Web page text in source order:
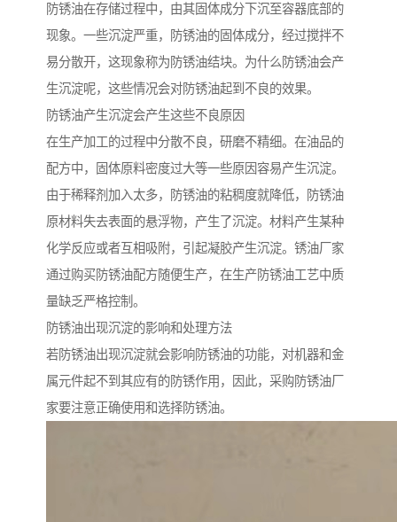
防锈油在存储过程中，由其固体成分下沉至容器底部的
现象。一些沉淀严重，防锈油的固体成分，经过搅拌不
易分散开，这现象称为防锈油结块。为什么防锈油会产
生沉淀呢，这些情况会对防锈油起到不良的效果。
防锈油产生沉淀会产生这些不良原因
在生产加工的过程中分散不良，研磨不精细。在油品的
配方中，固体原料密度过大等一些原因容易产生沉淀。
由于稀释剂加入太多，防锈油的粘稠度就降低，防锈油
原材料失去表面的悬浮物，产生了沉淀。材料产生某种
化学反应或者互相吸附，引起凝胶产生沉淀。锈油厂家
通过购买防锈油配方随便生产，在生产防锈油工艺中质
量缺乏严格控制。
防锈油出现沉淀的影响和处理方法
若防锈油出现沉淀就会影响防锈油的功能，对机器和金
属元件起不到其应有的防锈作用，因此，采购防锈油厂
家要注意正确使用和选择防锈油。